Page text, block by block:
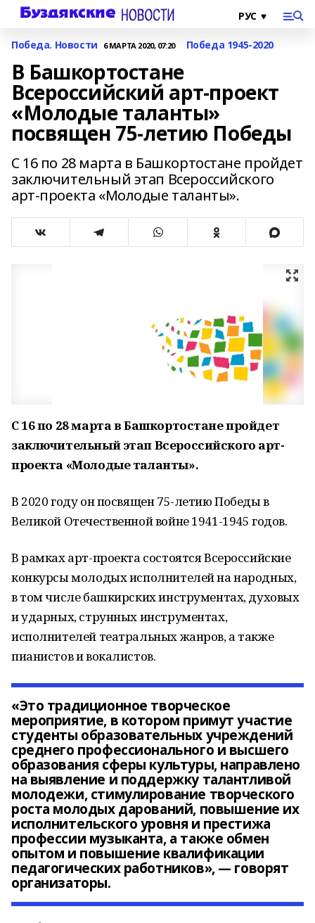
Победа. Новости 6 МАРТА 2020, 07:20 Победа 1945-2020
В Башкортостане
Всероссийский арт-проект
«Молодые таланты»
посвящен 75-летию Победы
С 16 по 28 марта в Башкортостане пройдет
заключительный этап Всероссийского
арт-проекта «Молодые таланты».
С 16 по 28 марта в Башкортостане пройдет
заключительный этап Всероссийского арт-
проекта «Молодые таланты».
В 2020 году он посвящен 75-летию Победы в
Великой Отечественной войне 1941-1945 годов.
В рамках арт-проекта состоятся Всероссийские
конкурсы молодых исполнителей на народных,
в том числе башкирских инструментах, духовых
и ударных, струнных инструментах,
исполнителей театральных жанров, а также
пианистов и вокалистов.
«Это традиционное творческое
мероприятие, в котором примут участие
студенты образовательных учреждений
среднего профессионального и высшего
образования сферы культуры, направлено
на выявление и поддержку талантливой
молодежи, стимулирование творческого
роста молодых дарований, повышение их
исполнительского уровня и престижа
профессии музыканта, а также обмен
опытом и повышение квалификации
педагогических работников», — говорят
организаторы.